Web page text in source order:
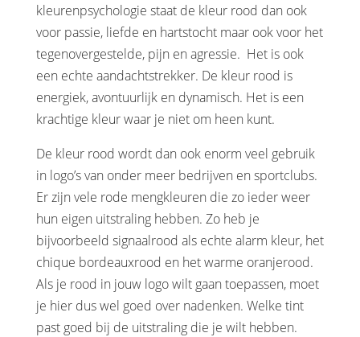
kleurenpsychologie staat de kleur rood dan ook
voor passie, liefde en hartstocht maar ook voor het
tegenovergestelde, pijn en agressie. Het is ook
een echte aandachtstrekker. De kleur rood is
energiek, avontuurlijk en dynamisch. Het is een
krachtige kleur waar je niet om heen kunt.
De kleur rood wordt dan ook enorm veel gebruik
in logo’s van onder meer bedrijven en sportclubs.
Er zijn vele rode mengkleuren die zo ieder weer
hun eigen uitstraling hebben. Zo heb je
bijvoorbeeld signaalrood als echte alarm kleur, het
chique bordeauxrood en het warme oranjerood.
Als je rood in jouw logo wilt gaan toepassen, moet
je hier dus wel goed over nadenken. Welke tint
past goed bij de uitstraling die je wilt hebben.